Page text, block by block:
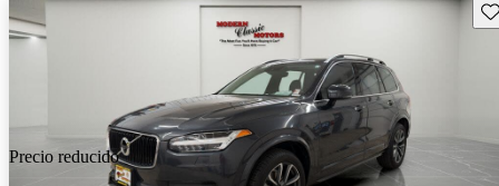
Precio reducido